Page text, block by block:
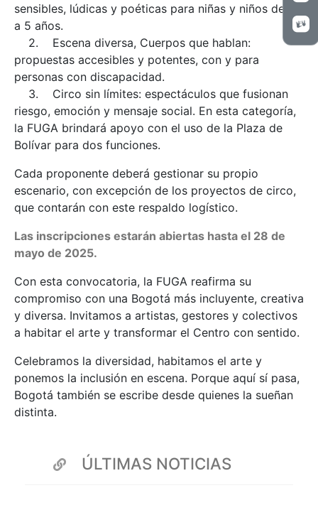
sensibles, lúdicas y poéticas para niñas y niños de 0
a 5 años.
2. Escena diversa, Cuerpos que hablan:
propuestas accesibles y potentes, con y para
personas con discapacidad.
3. Circo sin límites: espectáculos que fusionan
riesgo, emoción y mensaje social. En esta categoría,
la FUGA brindará apoyo con el uso de la Plaza de
Bolívar para dos funciones.
Cada proponente deberá gestionar su propio
escenario, con excepción de los proyectos de circo,
que contarán con este respaldo logístico.
Las inscripciones estarán abiertas hasta el 28 de
mayo de 2025.
Con esta convocatoria, la FUGA reafirma su
compromiso con una Bogotá más incluyente, creativa
y diversa. Invitamos a artistas, gestores y colectivos
a habitar el arte y transformar el Centro con sentido.
Celebramos la diversidad, habitamos el arte y
ponemos la inclusión en escena. Porque aquí sí pasa,
Bogotá también se escribe desde quienes la sueñan
distinta.
ÚLTIMAS NOTICIAS